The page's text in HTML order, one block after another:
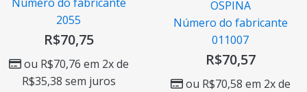
2055
R$70,75
ou R$70,76 em 2x de
R$35,38 sem juros
OSPINA
Número do fabricante
011007
R$70,57
ou R$70,58 em 2x de